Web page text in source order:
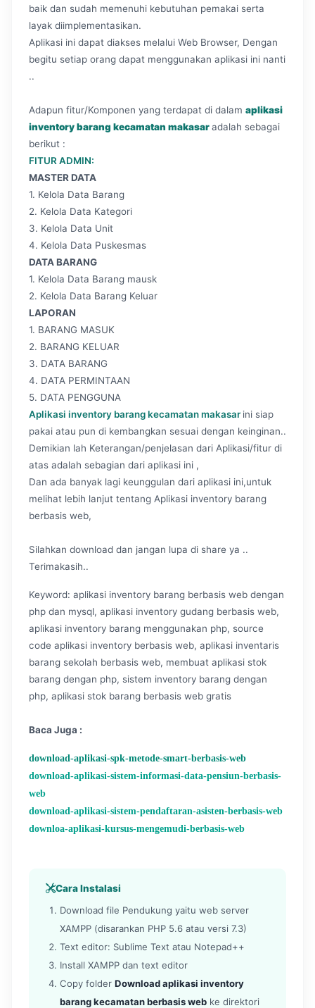
baik dan sudah memenuhi kebutuhan pemakai serta
layak diimplementasikan.
Aplikasi ini dapat diakses melalui Web Browser, Dengan
begitu setiap orang dapat menggunakan aplikasi ini nanti
..
Adapun fitur/Komponen yang terdapat di dalam aplikasi
inventory barang kecamatan makasaradalah sebagai
berikut :
FITUR ADMIN:
MASTER DATA
1. Kelola Data Barang
2. Kelola Data Kategori
3. Kelola Data Unit
4. Kelola Data Puskesmas
DATA BARANG
1. Kelola Data Barang mausk
2. Kelola Data Barang Keluar
LAPORAN
1. BARANG MASUK
2. BARANG KELUAR
3. DATA BARANG
4. DATA PERMINTAAN
5. DATA PENGGUNA
Aplikasi inventory barang kecamatan makasar ini siap
pakai atau pun di kembangkan sesuai dengan keinginan..
Demikian lah Keterangan/penjelasan dari Aplikasi/fitur di
atas adalah sebagian dari aplikasi ini ,
Dan ada banyak lagi keunggulan dari aplikasi ini,untuk
melihat lebih lanjut tentang Aplikasi inventory barang
berbasis web,
Silahkan download dan jangan lupa di share ya ..
Terimakasih..
Keyword: aplikasi inventory barang berbasis web dengan
php dan mysql, aplikasi inventory gudang berbasis web,
aplikasi inventory barang menggunakan php, source
code aplikasi inventory berbasis web, aplikasi inventaris
barang sekolah berbasis web, membuat aplikasi stok
barang dengan php, sistem inventory barang dengan
php, aplikasi stok barang berbasis web gratis
Baca Juga :
download-aplikasi-spk-metode-smart-berbasis-web
download-aplikasi-sistem-informasi-data-pensiun-berbasis-
web
download-aplikasi-sistem-pendaftaran-asisten-berbasis-web
downloa-aplikasi-kursus-mengemudi-berbasis-web
Cara Instalasi
Download file Pendukung yaitu web server
XAMPP (disarankan PHP 5.6 atau versi 7.3)
Text editor: Sublime Text atau Notepad++
Install XAMPP dan text editor
Copy folder Download aplikasi inventory
barang kecamatan berbasis web ke direktori